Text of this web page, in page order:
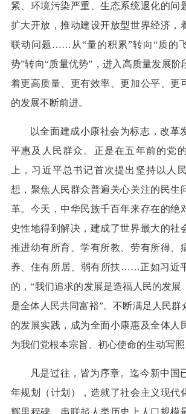
紧、环境污染严重、生态系统退化的问
扩大开放，推动建设开放型世界经济，
联动问题……从“量的积累”转向“质的
势”转向“质量优势”，进入高质量发展阶
着更高质量、更有效率、更加公平、更
的发展不断前进。
以全面建成小康社会为标志，改革
平惠及人民群众。正是在五年前的党
上，习近平总书记首次提出坚持以人
想，聚焦人民群众普遍关心关注的民生
革。今天，中华民族千百年来存在的绝
史性地得到解决，建成了世界最大的社
推进幼有所育、学有所教、劳有所得、
养、住有所居、弱有所扶……正如习近
的，“我们追求的发展是造福人民的发展
是全体人民共同富裕”。不断满足人民群
的发展实践，成为全面小康惠及全体人
为我们党根本宗旨、初心使命的生动写照
凡是过往，皆为序章。迄今新中国
年规划（计划），造就了社会主义现代